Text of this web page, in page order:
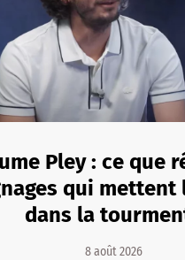
Pley : ce que
qui mettent
dans la
8 août 2026